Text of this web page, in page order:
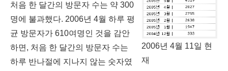
2006년 4월 11일 현
재
처음 한 달간의 방문자 수는 약 300
명에 불과했다. 2006년 4월 하루 평
균 방문자가 610여명인 것을 감안
하면, 처음 한 달간의 방문자 수는
하루 반나절에 지나지 않는 숫자였